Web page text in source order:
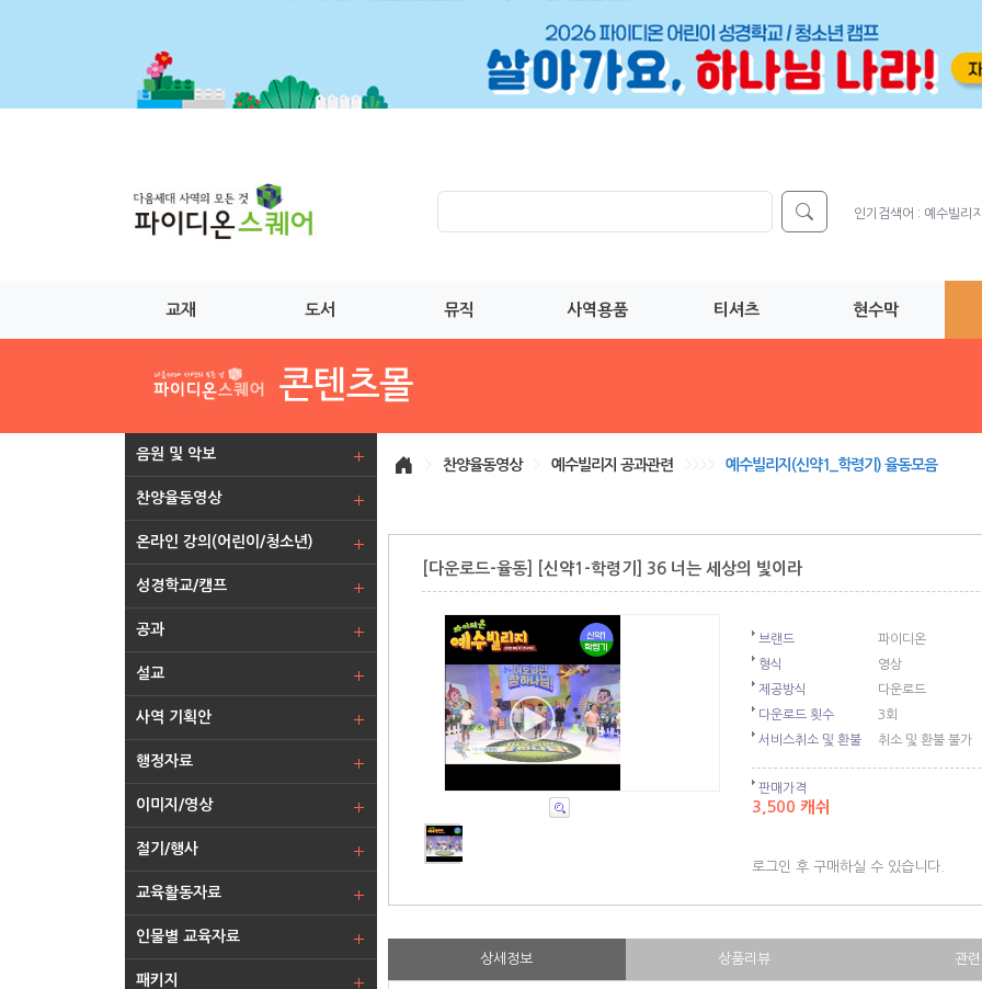
인기검색어 : 예수빌리
교재 도서 뮤직 사역용품 티셔츠 현수막
음원 및 악보
찬양율동영상
온라인 강의(어린이/청소년)
성경학교/캠프
공과
설교
사역 기획안
행정자료
이미지/영상
절기/행사
교육활동자료
인물별 교육자료
패키지
찬양율동영상 예수빌리지 공과관련 예수빌리지(신약1_학령기) 율동모음
[다운로드-율동] [신약1-학령기] 36 너는 세상의 빛이라
브랜드
파이디온
형식
영상
제공방식
다운로드
다운로드 횟수
3회
서비스취소 및 환불
취소 및 환불 불가
판매가격
3,500 캐쉬
로그인 후 구매하실 수 있습니다.
상세정보 상품리뷰 관